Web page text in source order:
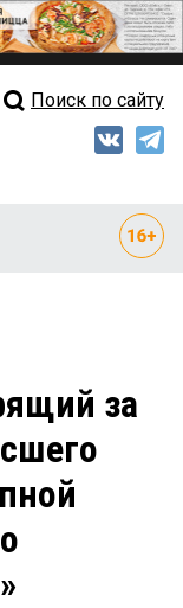
выпуск
Поиск по сайту
за